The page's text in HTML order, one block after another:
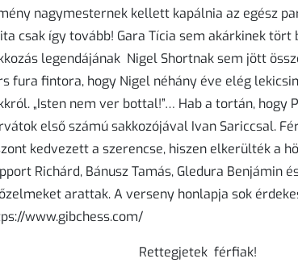
nagymesternek kellett kapálnia az egész
csak így tovább! Gara Tícia sem akárkinek
legendájának Nigel Shortnak sem jött
fura fintora, hogy Nigel néhány éve elég
„Isten nem ver bottal!”… Hab a tortán, hogy
első számú sakkozójával Ivan Sariccsal.
kedvezett a szerencse, hiszen elkerülték a
Richárd, Bánusz Tamás, Gledura Benjámin
arattak. A verseny honlapja sok
www.gibchess.com/
férfiak!